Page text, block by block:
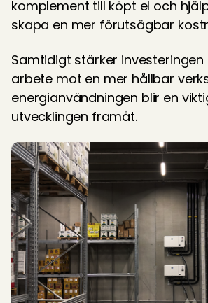
komplement till köpt el och
skapa en mer förutsägbar
Samtidigt stärker
arbete mot en mer hållbar
energianvändningen blir en
utvecklingen framåt.